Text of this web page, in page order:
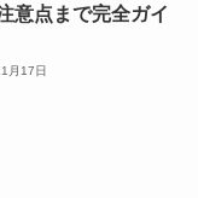
意点まで完全ガイ
月17日